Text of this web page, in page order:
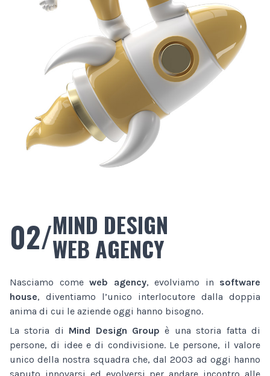
02/MIND DESIGN
WEB AGENCY
Nasciamo come web agency, evolviamo in software
house, diventiamo l’unico interlocutore dalla doppia
anima di cui le aziende oggi hanno bisogno.
La storia di Mind Design Group è una storia fatta di
persone, di idee e di condivisione. Le persone, il valore
unico della nostra squadra che, dal 2003 ad oggi hanno